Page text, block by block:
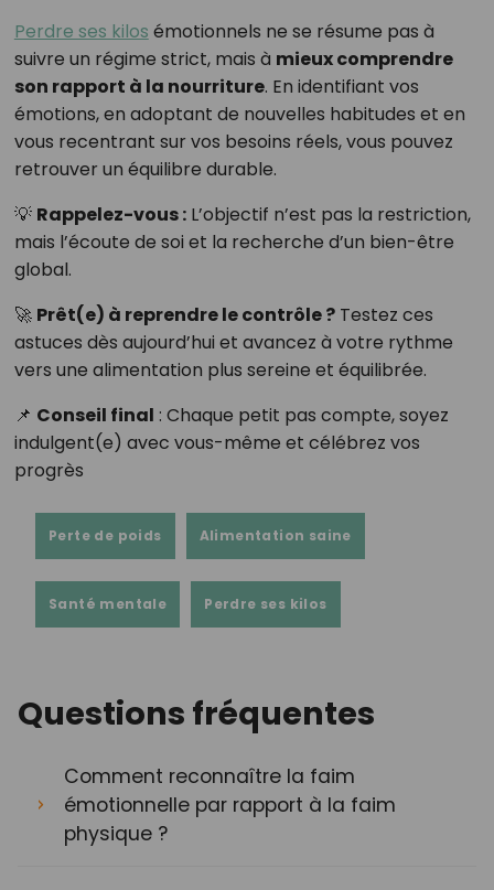
Perdre ses kilos émotionnels ne se résume pas à
suivre un régime strict, mais à mieux comprendre
son rapport à la nourriture. En identifiant vos
émotions, en adoptant de nouvelles habitudes et en
vous recentrant sur vos besoins réels, vous pouvez
retrouver un équilibre durable.
💡 Rappelez-vous :L’objectif n’est pas la restriction,
mais l’écoute de soi et la recherche d’un bien-être
global.
🚀 Prêt(e) à reprendre le contrôle ?Testez ces
astuces dès aujourd’hui et avancez à votre rythme
vers une alimentation plus sereine et équilibrée.
📌 Conseil final : Chaque petit pas compte, soyez
indulgent(e) avec vous-même et célébrez vos
progrès
Perte de poids Alimentation saine
Santé mentale Perdre ses kilos
Questions fréquentes
Comment reconnaître la faim
émotionnelle par rapport à la faim
physique ?